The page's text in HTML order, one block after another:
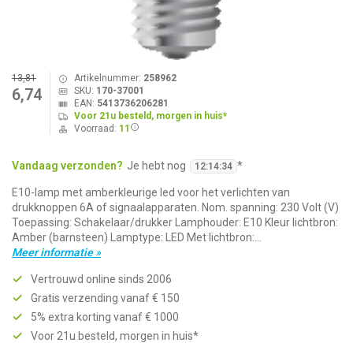
13,81
6,74
Artikelnummer: 258962
SKU: 170-37001
EAN: 5413736206281
Voor 21u besteld, morgen in huis*
Voorraad: 11
Vandaag verzonden? Je hebt nog 12:14:34 *
E10-lamp met amberkleurige led voor het verlichten van
drukknoppen 6A of signaalapparaten. Nom. spanning: 230 Volt (V)
Toepassing: Schakelaar/drukker Lamphouder: E10 Kleur lichtbron:
Amber (barnsteen) Lamptype: LED Met lichtbron:...
Meer informatie »
Vertrouwd online sinds 2006
Gratis verzending vanaf € 150
5% extra korting vanaf € 1000
Voor 21u besteld, morgen in huis*